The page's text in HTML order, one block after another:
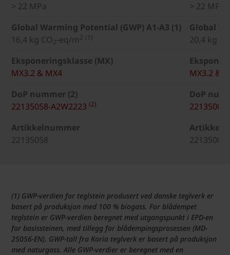
> 22 MPa
> 22 MPa
Global Warming Potential (GWP) A1-A3 (1)
16,4 kg CO2-eq/m2 (1)
Global
20,4 kg
Eksponeringsklasse (MX)
MX3.2 & MX4
MX3.2 &
DoP nummer (2)
22135058-A2W2223 (2)
DoP
Artikkelnummer
22135058
22135001
(1) GWP-verdien for teglstein produsert ved danske teglverk er
basert på produksjon med 100 % biogass. For blådempet
teglstein er GWP-verdien beregnet med utgangspunkt i EPD-en
for basissteinen, med tillegg for blådempingsprosessen (MD-
25056-EN). GWP-tall fra Koria teglverk er basert på produksjon
med naturgass. Alle GWP-verdier er beregnet med en